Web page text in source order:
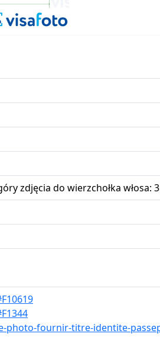
zdjęcia do wierzchołka włosa:
photo-fournir-titre-identite-